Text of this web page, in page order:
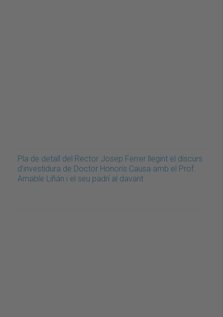
Pla de detall del Rector Josep Ferrer llegint el discurs
d'investidura de Doctor Honoris Causa amb el Prof.
Amable Liñán i el seu padrí al davant